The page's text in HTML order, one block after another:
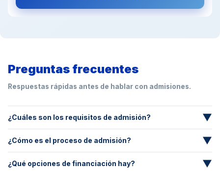
Preguntas frecuentes
Respuestas rápidas antes de hablar con admisiones.
¿Cuáles son los requisitos de admisión? ▼
académicos. Puede variar por convocatoria.
¿Cómo es el proceso de admisión? ▼
matrícula y se otorga admisión.
¿Qué opciones de financiación hay? ▼